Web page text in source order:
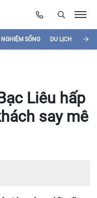
SỐNG DU LỊCH
Liêu hấp
say mê